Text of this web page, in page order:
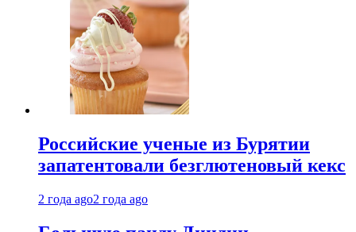
Российские ученые из Бурятии
запатентовали безглютеновый кекс
2 года ago2 года ago